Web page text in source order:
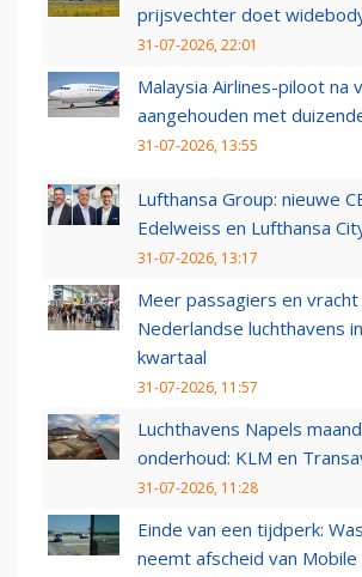
prijsvechter doet
31-07-2026, 22:01
Malaysia Airlines-piloot na
aangehouden met
31-07-2026, 13:55
Lufthansa Group: nieuwe
Edelweiss en Lufthansa
31-07-2026, 13:17
Meer passagiers en vracht
Nederlandse luchthavens
kwartaal
31-07-2026, 11:57
Luchthavens Napels
onderhoud: KLM en
31-07-2026, 11:28
Einde van een tijdperk:
neemt afscheid van Mobile